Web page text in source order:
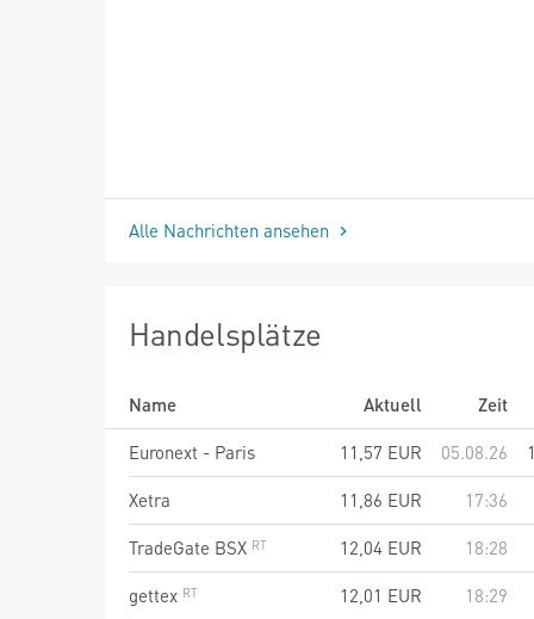
Alle Nachrichten ansehen
Handelsplätze
Name Aktuell
Zeit
Euronext - Paris
11,57 EUR 05.08.26
Xetra
11,86 EUR
17:36
TradeGate BSX
12,04 EUR
18:28
gettex
12,01 EUR
18:29